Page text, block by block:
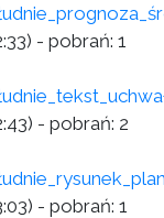
- pobrań: 1
- pobrań: 2
- pobrań: 1